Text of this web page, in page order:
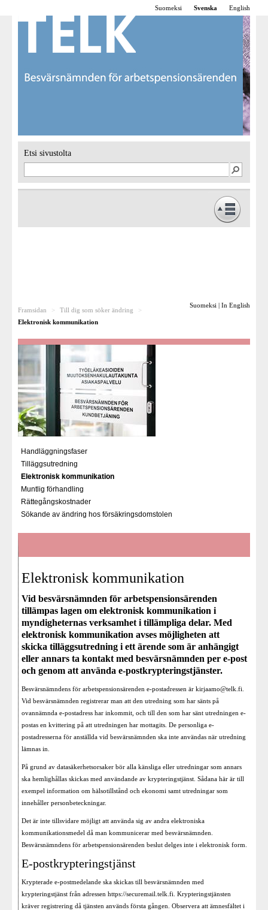
Suomeksi Svenska English
Etsi sivustolta
Rättsfall
Besvärsnämnden som arbetsplats
För media
Länkar
Suomeksi | In English
Framsidan > Till dig som söker ändring
>
Elektronisk kommunikation
Handläggningsfaser
Tilläggsutredning
Elektronisk kommunikation
Muntlig förhandling
Rättegångskostnader
Sökande av ändring hos försäkringsdomstolen
Elektronisk kommunikation
Vid besvärsnämnden för arbetspensionsärenden
tillämpas lagen om elektronisk kommunikation i
myndigheternas verksamhet i tillämpliga delar. Med
elektronisk kommunikation avses möjligheten att
skicka tilläggsutredning i ett ärende som är anhängigt
eller annars ta kontakt med besvärsnämnden per e-post
och genom att använda e-postkrypteringstjänster.
Besvärsnämndens för arbetspensionsärenden e-postadressen är kirjaamo@telk.fi
Vid besvärsnämnden registrerar man att den utredning som har sänts på
ovannämnda e-postadress har inkommit, och till den som har sänt utredningen e-
postas en kvittering på att utredningen har mottagits. De personliga e-
postadresserna för anställda vid besvärsnämnden ska inte användas när utredning
lämnas in.
På grund av datasäkerhetsorsaker bör alla känsliga eller utredningar som annars
ska hemlighållas skickas med användande av krypteringstjänst. Sådana här är till
exempel information om hälsotillstånd och ekonomi samt utredningar som
innehåller personbeteckningar.
Det är inte tillsvidare möjligt att använda sig av andra elektroniska
kommunikationsmedel då man kommunicerar med besvärsnämnden.
Besvärsnämndens för arbetspensionsärenden beslut delges inte i elektronisk form.
E-postkrypteringstjänst
Krypterade e-postmedelande ska skickas till besvärsnämnden med
krypteringstjänst från adressen https://securemail.telk.fi . Krypteringstjänsten
kräver registrering då tjänsten används första gången. Observera att ämnesfältet i